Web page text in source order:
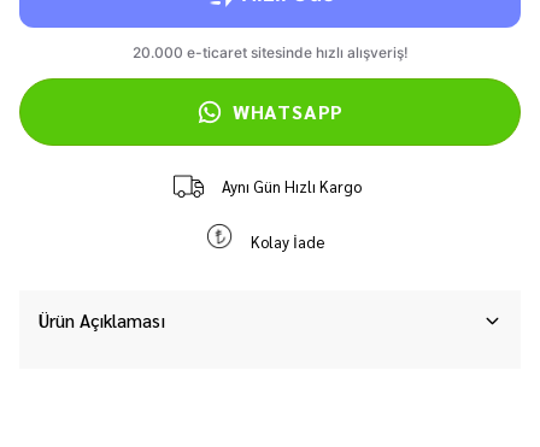
WHATSAPP
Aynı Gün Hızlı Kargo
Kolay İade
Ürün Açıklaması